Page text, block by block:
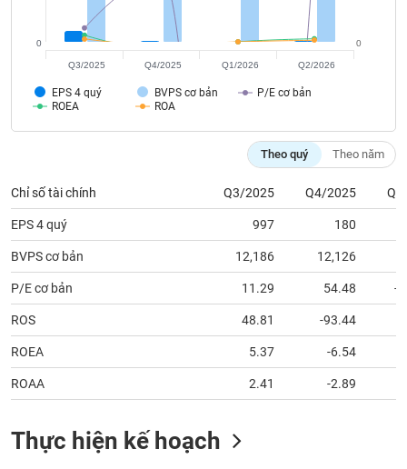
EPS 4 quý BVPS cơ bản
P/E cơ bản
ROEA
ROA
0 0
Q3/2025 Q4/2025 Q1/2026 Q2/2026
Theo quý Theo năm
Chỉ số tài chính Q3/2025 Q4/2025
EPS 4 quý 997 180
BVPS cơ bản 12,186 12,126
P/E cơ bản 11.29 54.48 -
ROS 48.81 -93.44
ROEA 5.37 -6.54
ROAA 2.41 -2.89
Thực hiện kế hoạch